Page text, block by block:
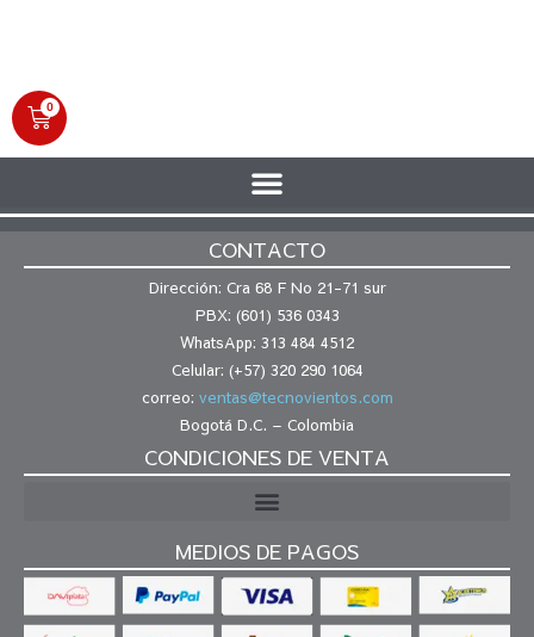
0
CONTACTO
Dirección: Cra 68 F No 21-71 sur
PBX: (601) 536 0343
WhatsApp: 313 484 4512
Celular: (+57) 320 290 1064
correo: ventas@tecnovientos.com
Bogotá D.C. – Colombia
CONDICIONES DE VENTA
MEDIOS DE PAGOS